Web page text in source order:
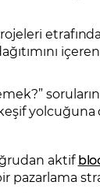
yolcuğuna
aktif